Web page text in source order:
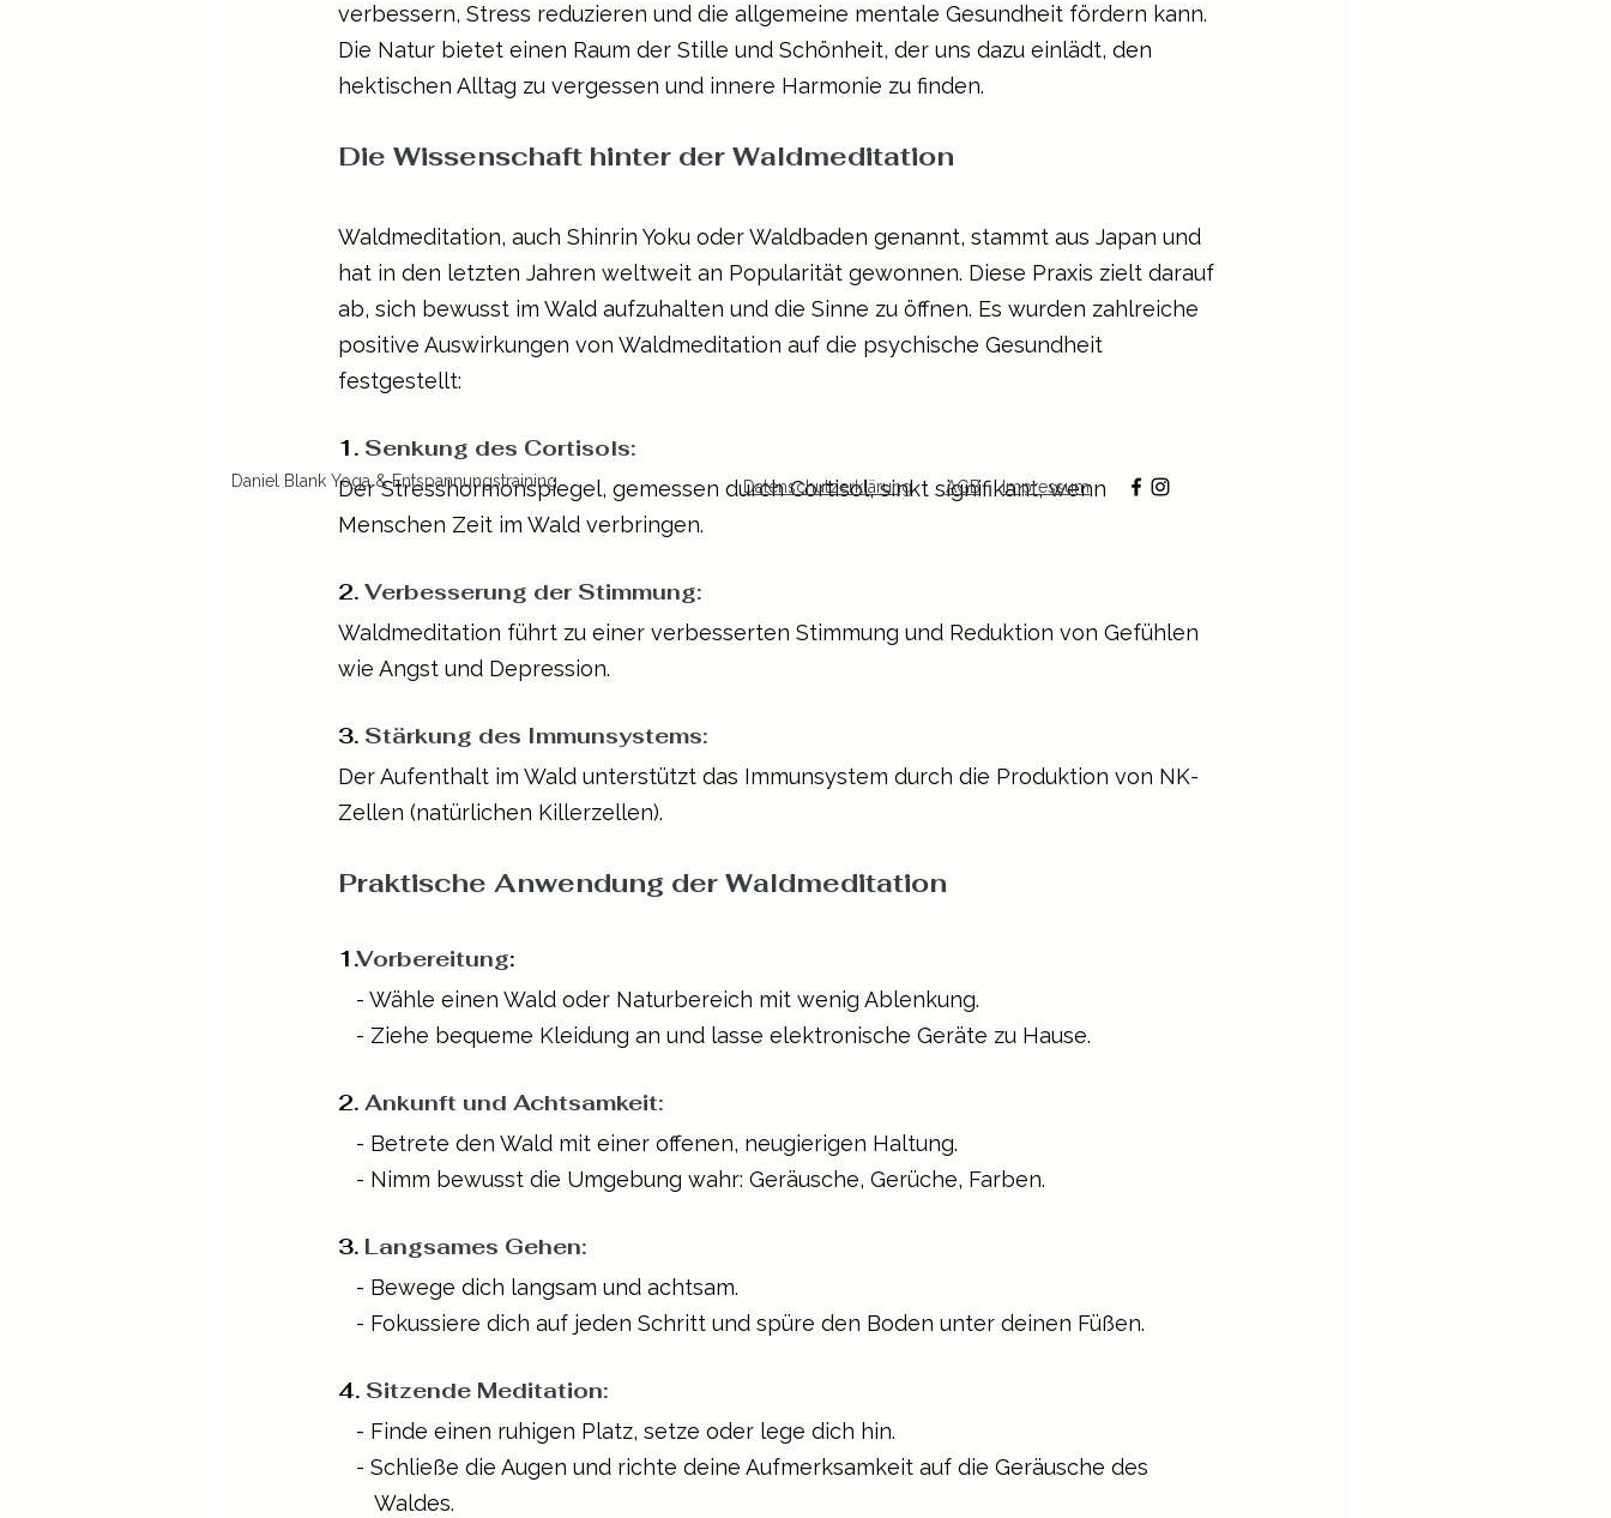
verbessern, Stress reduzieren und die allgemeine mentale Gesundheit fördern kann.
Die Natur bietet einen Raum der Stille und Schönheit, der uns dazu einlädt, den
hektischen Alltag zu vergessen und innere Harmonie zu finden.
Die Wissenschaft hinter der Waldmeditation
Waldmeditation, auch Shinrin Yoku oder Waldbaden genannt, stammt aus Japan und
hat in den letzten Jahren weltweit an Popularität gewonnen. Diese Praxis zielt darauf
ab, sich bewusst im Wald aufzuhalten und die Sinne zu öffnen. Es wurden zahlreiche
positive Auswirkungen von Waldmeditation auf die psychische Gesundheit
festgestellt:
1. Senkung des Cortisols:
Der Stresshormonspiegel, gemessen durch Cortisol, sinkt signifikant, wenn
Menschen Zeit im Wald verbringen.
2. Verbesserung der Stimmung:
Waldmeditation führt zu einer verbesserten Stimmung und Reduktion von Gefühlen
wie Angst und Depression.
3. Stärkung des Immunsystems:
Der Aufenthalt im Wald unterstützt das Immunsystem durch die Produktion von NK-
Zellen (natürlichen Killerzellen).
Praktische Anwendung der Waldmeditation
1.Vorbereitung:
- Wähle einen Wald oder Naturbereich mit wenig Ablenkung.
- Ziehe bequeme Kleidung an und lasse elektronische Geräte zu Hause.
2. Ankunft und Achtsamkeit:
- Betrete den Wald mit einer offenen, neugierigen Haltung.
- Nimm bewusst die Umgebung wahr: Geräusche, Gerüche, Farben.
3. Langsames Gehen:
- Bewege dich langsam und achtsam.
- Fokussiere dich auf jeden Schritt und spüre den Boden unter deinen Füßen.
4. Sitzende Meditation:
- Finde einen ruhigen Platz, setze oder lege dich hin.
- Schließe die Augen und richte deine Aufmerksamkeit auf die Geräusche des
      Waldes.
Daniel Blank Yoga & Entspannungstraining Datenschutzerklärung AGB Impressum